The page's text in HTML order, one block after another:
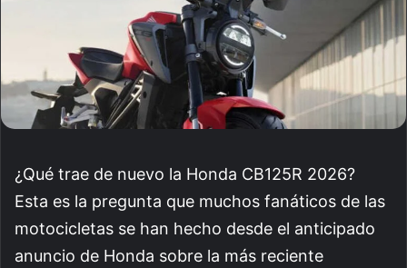
¿Qué trae de nuevo la Honda CB125R 2026?
Esta es la pregunta que muchos fanáticos de las
motocicletas se han hecho desde el anticipado
anuncio de Honda sobre la más reciente